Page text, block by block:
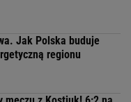
Jak Polska buduje
regionu